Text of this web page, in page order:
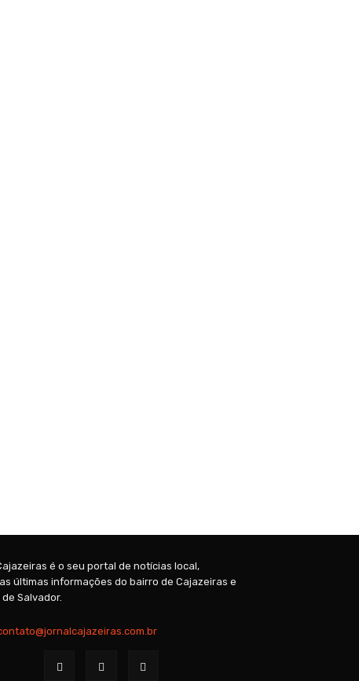
é o seu portal de notícias local,
últimas informações do bairro de Cajazeiras e
Salvador.